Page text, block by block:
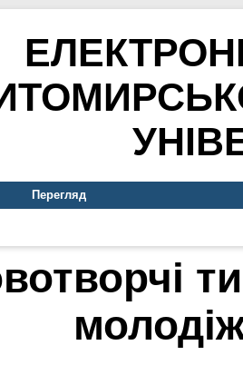
Перегляд